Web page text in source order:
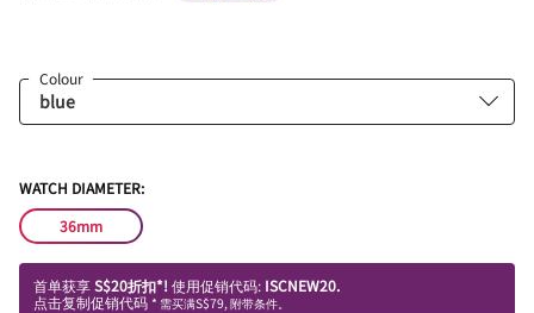
WATCH DIAMETER:
36mm
Colour
首单获享S$20折扣*! 使用促销代码: ISCNEW20.
点击复制促销代码 * 需买满S$79, 附带条件。